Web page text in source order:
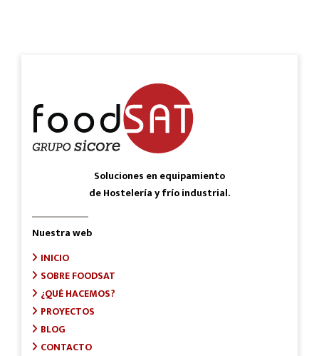
Soluciones en equipamiento
de Hostelería y frío industrial.
Nuestra web
INICIO
SOBRE FOODSAT
¿QUÉ HACEMOS?
PROYECTOS
BLOG
CONTACTO